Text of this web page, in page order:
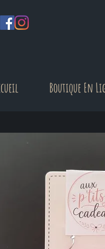
Boutique En